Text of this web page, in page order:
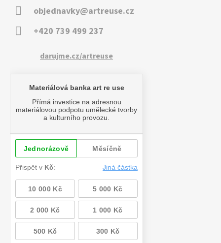
objednavky@artreuse.cz
+420 739 499 237
darujme.cz/artreuse